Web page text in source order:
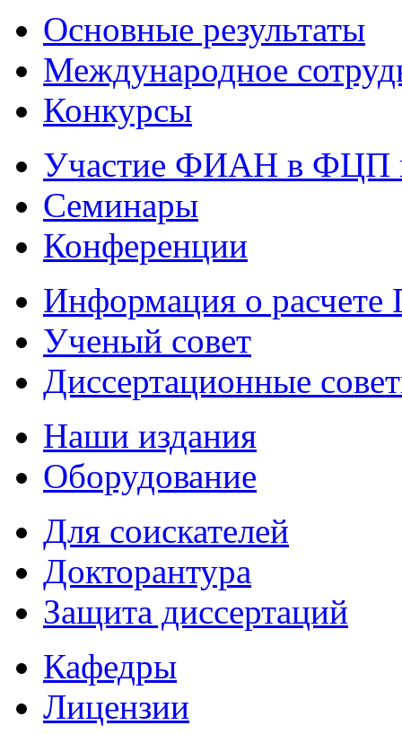
Основные результаты
Международное
Конкурсы
Участие ФИАН в ФЦП
Семинары
Конференции
Информация о
Ученый совет
Диссертационные
Наши издания
Оборудование
Для соискателей
Докторантура
Защита диссертаций
Кафедры
Лицензии